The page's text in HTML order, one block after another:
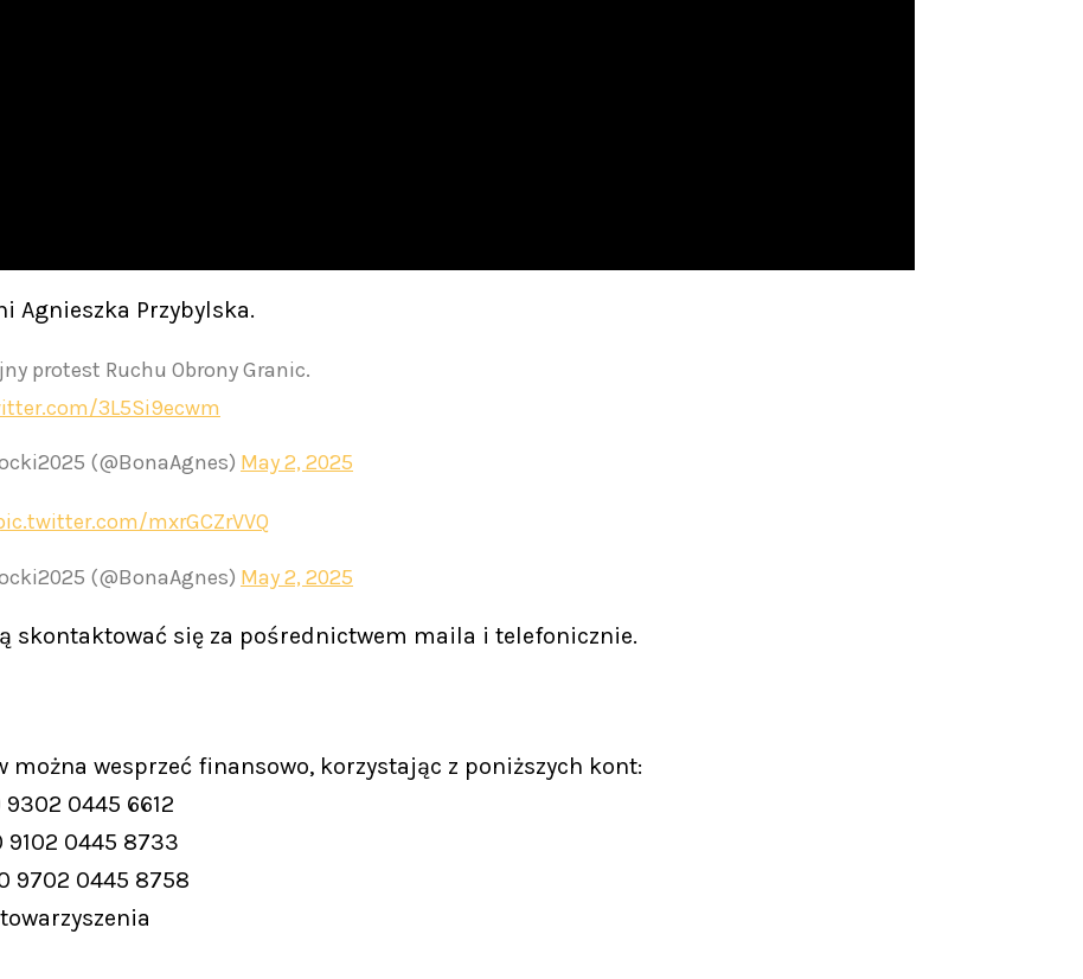
Agnieszka Przybylska.
protest Ruchu Obrony Granic.
3L5Si9ecwm
(@BonaAgnes) May 2, 2025
mxrGCZrVVQ
(@BonaAgnes) May 2, 2025
skontaktować się za pośrednictwem maila i telefonicznie.
można wesprzeć finansowo, korzystając z poniższych kont:
9302 0445 6612
9102 0445 8733
9702 0445 8758